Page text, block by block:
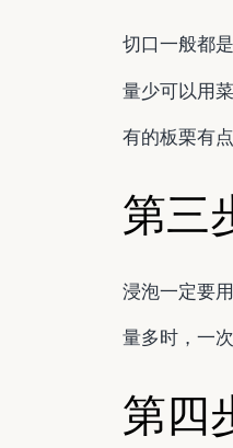
切口一般都
量少可以用
有的板栗有
第三
浸泡一定要
量多时，一
第四